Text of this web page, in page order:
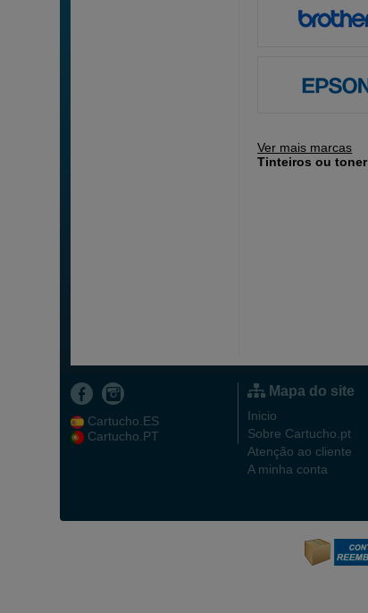
Ver mais marcas
Tinteiros ou
Cartucho.ES
Cartucho.PT
Mapa do site
Inicio
Sobre Cartucho.pt
Atenção ao cliente
A minha conta